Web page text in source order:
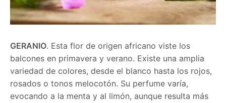
GERANIO. Esta flor de origen africano viste los
balcones en primavera y verano. Existe una amplia
variedad de colores, desde el blanco hasta los rojos,
rosados o tonos melocotón. Su perfume varía,
evocando a la menta y al limón, aunque resulta más